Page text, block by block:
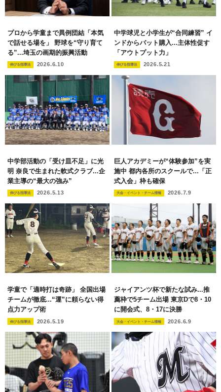
プロから学童まで異例団結「本気
で話せる場を」 野球を“守り育て
る”...埼玉の画期的振興活動
伸びる指導法 2026.6.10
中学球児と小学生が“合同練習” イ
ンドからバット購入...主体性促す
「アウトプット力」
伸びる指導法 2026.5.21
中学部活動の「受け皿不足」に光
明 奈良で生まれた軟式クラブ...企
業主導の“最大の強み”
伸びる指導法 2026.5.13
巨人アカデミーが“体験参加”を実
施中 都内各所のスクールで...「正
式入会」枠も確保
大会・イベント・チーム情報 2026.7.9
学童で「適時打は奇跡」 全国出場
チームが徹底...“運”に頼らない得
点力アップ術
伸びる指導法 2026.5.19
ジャイアンツ杯で新たな試み...推
薦枠で5チーム出場 東京Dで8・10
に開会式、8・17に決勝
大会・イベント・チーム情報 2026.6.9